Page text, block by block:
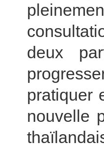
deux
pratiquer
nouvelle